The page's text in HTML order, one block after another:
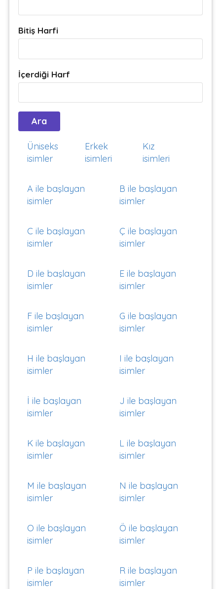
Bitiş Harfi
İçerdiği Harf
Üniseks
isimler
Erkek
isimleri
Kız
isimleri
A ile başlayan
isimler
B ile başlayan
isimler
C ile başlayan
isimler
Ç ile başlayan
isimler
D ile başlayan
isimler
E ile başlayan
isimler
F ile başlayan
isimler
G ile başlayan
isimler
H ile başlayan
isimler
I ile başlayan
isimler
İ ile başlayan
isimler
J ile başlayan
isimler
K ile başlayan
isimler
L ile başlayan
isimler
M ile başlayan
isimler
N ile başlayan
isimler
O ile başlayan
isimler
Ö ile başlayan
isimler
P ile başlayan
isimler
R ile başlayan
isimler